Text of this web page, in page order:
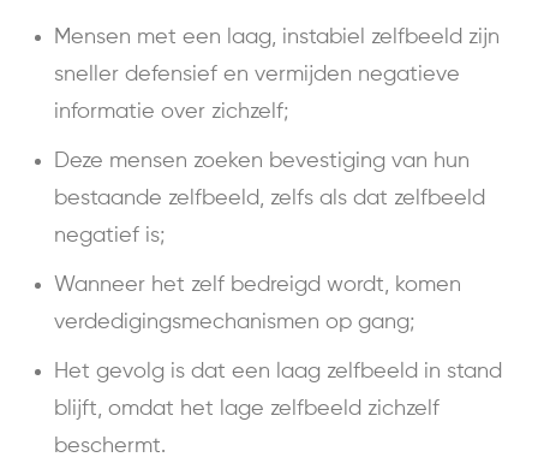
Mensen met een laag, instabiel zelfbeeld zijn
sneller defensief en vermijden negatieve
informatie over zichzelf;
Deze mensen zoeken bevestiging van hun
bestaande zelfbeeld, zelfs als dat zelfbeeld
negatief is;
Wanneer het zelf bedreigd wordt, komen
verdedigingsmechanismen op gang;
Het gevolg is dat een laag zelfbeeld in stand
blijft, omdat het lage zelfbeeld zichzelf
beschermt.